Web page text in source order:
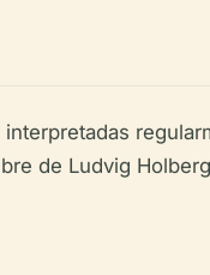
de Ludvig